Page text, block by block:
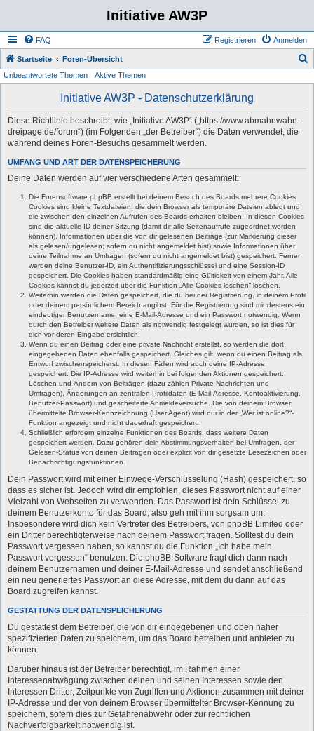
Initiative AW3P
FAQ Anmelden
Registrieren
Startseite Foren-Übersicht
Unbeantwortete Themen Aktive Themen
Initiative AW3P - Datenschutzerklärung
Diese Richtlinie beschreibt, wie „Initiative AW3P“ („https://www.abmahnwahn-
dreipage.de/forum“) (im Folgenden „der Betreiber“) die Daten verwendet, die
während deines Foren-Besuchs gesammelt werden.
UMFANG UND ART DER DATENSPEICHERUNG
Deine Daten werden auf vier verschiedene Arten gesammelt:
Die Forensoftware phpBB erstellt bei deinem Besuch des Boards mehrere Cookies.
Cookies sind kleine Textdateien, die dein Browser als temporäre Dateien ablegt und
die zwischen den einzelnen Aufrufen des Boards erhalten bleiben. In diesen Cookies
sind die aktuelle ID deiner Sitzung (damit dir alle Seitenaufrufe zugeordnet werden
können), Informationen über die von dir gelesenen Beiträge (zur Markierung dieser
als gelesen/ungelesen; sofern du nicht angemeldet bist) sowie Informationen über
deine Teilnahme an Umfragen (sofern du nicht angemeldet bist) gespeichert. Ferner
werden deine Benutzer-ID, ein Authentifizierungsschlüssel und eine Session-ID
gespeichert. Die Cookies haben standardmäßig eine Gültigkeit von einem Jahr. Alle
Cookies kannst du jederzeit über die Funktion „Alle Cookies löschen“ löschen.
Weiterhin werden die Daten gespeichert, die du bei der Registrierung, in deinem Profil
oder deinem persönlichem Bereich angibst. Für die Registrierung sind mindestens ein
eindeutiger Benutzername, eine E-Mail-Adresse und ein Passwort notwendig. Wenn
durch den Betreiber weitere Daten als notwendig festgelegt wurden, so ist dies für
dich vor deren Eingabe ersichtlich.
Wenn du einen Beitrag oder eine private Nachricht erstellst, so werden die dort
eingegebenen Daten ebenfalls gespeichert. Gleiches gilt, wenn du einen Beitrag als
Entwurf zwischenspeicherst. In diesen Fällen wird auch deine IP-Adresse
gespeichert. Die IP-Adresse wird weiterhin bei folgenden Aktionen gespeichert:
Löschen und Ändern von Beiträgen (dazu zählen Private Nachrichten und
Umfragen), Änderungen an zentralen Profildaten (E-Mail-Adresse, Kontoaktivierung,
Benutzer-Passwort) und gescheiterte Anmeldeversuche. Die von deinem Browser
übermittelte Browser-Kennzeichnung (User Agent) wird nur in der „Wer ist online?“-
Funktion angezeigt und nicht dauerhaft gespeichert.
Schließlich erfordern einzelne Funktionen des Boards, dass weitere Daten
gespeichert werden. Dazu gehören dein Abstimmungsverhalten bei Umfragen, der
Gelesen-Status von deinen Beiträgen oder explizit von dir gesetzte Lesezeichen oder
Benachrichtigungsfunktionen.
Dein Passwort wird mit einer Einwege-Verschlüsselung (Hash) gespeichert, so
dass es sicher ist. Jedoch wird dir empfohlen, dieses Passwort nicht auf einer
Vielzahl von Webseiten zu verwenden. Das Passwort ist dein Schlüssel zu
deinem Benutzerkonto für das Board, also geh mit ihm sorgsam um.
Insbesondere wird dich kein Vertreter des Betreibers, von phpBB Limited oder
ein Dritter berechtigterweise nach deinem Passwort fragen. Solltest du dein
Passwort vergessen haben, so kannst du die Funktion „Ich habe mein
Passwort vergessen“ benutzen. Die phpBB-Software fragt dich dann nach
deinem Benutzernamen und deiner E-Mail-Adresse und sendet anschließend
ein neu generiertes Passwort an diese Adresse, mit dem du dann auf das
Board zugreifen kannst.
GESTATTUNG DER DATENSPEICHERUNG
Du gestattest dem Betreiber, die von dir eingegebenen und oben näher
spezifizierten Daten zu speichern, um das Board betreiben und anbieten zu
können.
Darüber hinaus ist der Betreiber berechtigt, im Rahmen einer
Interessenabwägung zwischen deinen und seinen Interessen sowie den
Interessen Dritter, Zeitpunkte von Zugriffen und Aktionen zusammen mit deiner
IP-Adresse und der von deinem Browser übermittelter Browser-Kennung zu
speichern, sofern dies zur Gefahrenabwehr oder zur rechtlichen
Nachverfolgbarkeit notwendig ist.